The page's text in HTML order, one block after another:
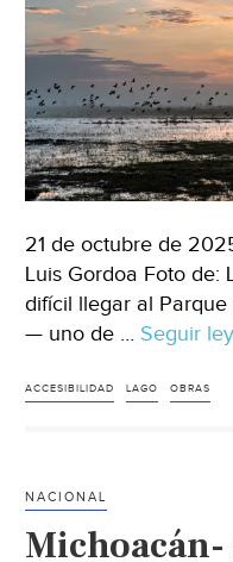
Guadalajara)
21 de octubre de
Luis Gordoa Foto de:
difícil llegar al
— uno de … Seguir
ACCESIBILIDAD LAGO OBRAS
NACIONAL
Michoacán-